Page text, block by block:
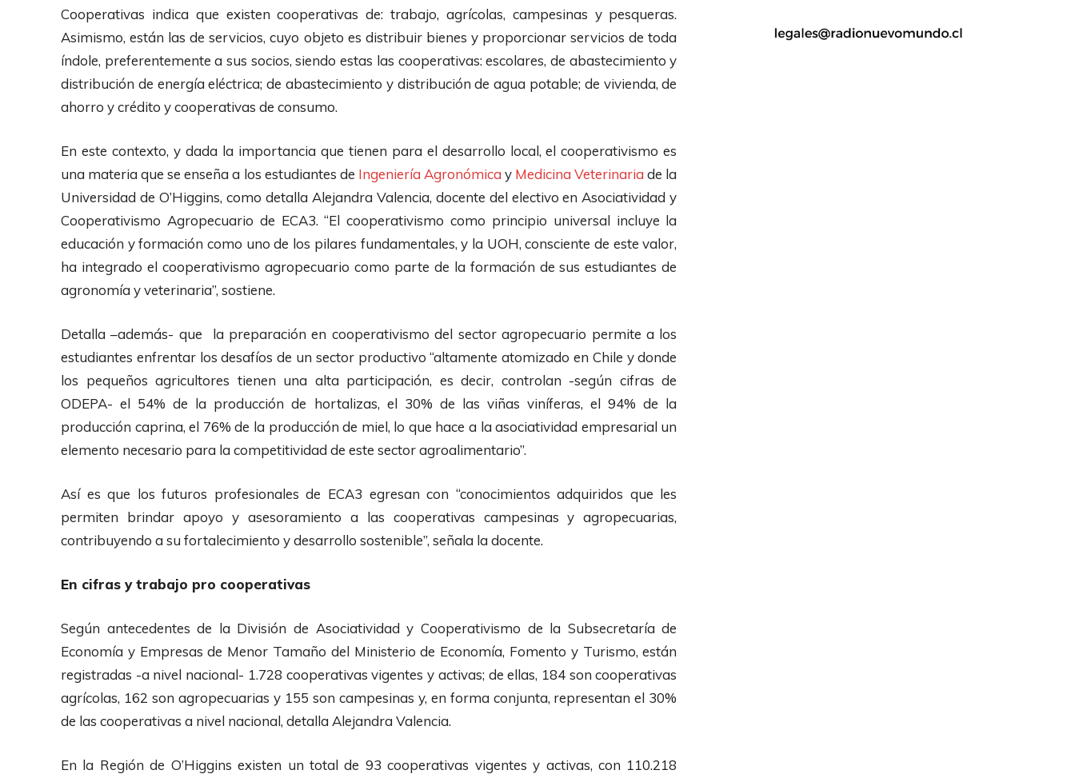
Cooperativas indica que existen cooperativas de: trabajo, agrícolas, campesinas y pesqueras.
Asimismo, están las de servicios, cuyo objeto es distribuir bienes y proporcionar servicios de toda
índole, preferentemente a sus socios, siendo estas las cooperativas: escolares, de abastecimiento y
distribución de energía eléctrica; de abastecimiento y distribución de agua potable; de vivienda, de
ahorro y crédito y cooperativas de consumo.
En este contexto, y dada la importancia que tienen para el desarrollo local, el cooperativismo es
una materia que se enseña a los estudiantes de Ingeniería Agronómica y Medicina Veterinaria de la
Universidad de O’Higgins, como detalla Alejandra Valencia, docente del electivo en Asociatividad y
Cooperativismo Agropecuario de ECA3. “El cooperativismo como principio universal incluye la
educación y formación como uno de los pilares fundamentales, y la UOH, consciente de este valor,
ha integrado el cooperativismo agropecuario como parte de la formación de sus estudiantes de
agronomía y veterinaria”, sostiene.
Detalla –además- que la preparación en cooperativismo del sector agropecuario permite a los
estudiantes enfrentar los desafíos de un sector productivo “altamente atomizado en Chile y donde
los pequeños agricultores tienen una alta participación, es decir, controlan -según cifras de
ODEPA- el 54% de la producción de hortalizas, el 30% de las viñas viníferas, el 94% de la
producción caprina, el 76% de la producción de miel, lo que hace a la asociatividad empresarial un
elemento necesario para la competitividad de este sector agroalimentario”.
Así es que los futuros profesionales de ECA3 egresan con “conocimientos adquiridos que les
permiten brindar apoyo y asesoramiento a las cooperativas campesinas y agropecuarias,
contribuyendo a su fortalecimiento y desarrollo sostenible”, señala la docente.
En cifras y trabajo pro cooperativas
Según antecedentes de la División de Asociatividad y Cooperativismo de la Subsecretaría de
Economía y Empresas de Menor Tamaño del Ministerio de Economía, Fomento y Turismo, están
registradas -a nivel nacional- 1.728 cooperativas vigentes y activas; de ellas, 184 son cooperativas
agrícolas, 162 son agropecuarias y 155 son campesinas y, en forma conjunta, representan el 30%
de las cooperativas a nivel nacional, detalla Alejandra Valencia.
En la Región de O’Higgins existen un total de 93 cooperativas vigentes y activas, con 110.218